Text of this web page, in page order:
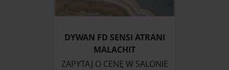
DYWAN FD SENSI ATRANI
MALACHIT
ZAPYTAJ O CENĘ W SALONIE